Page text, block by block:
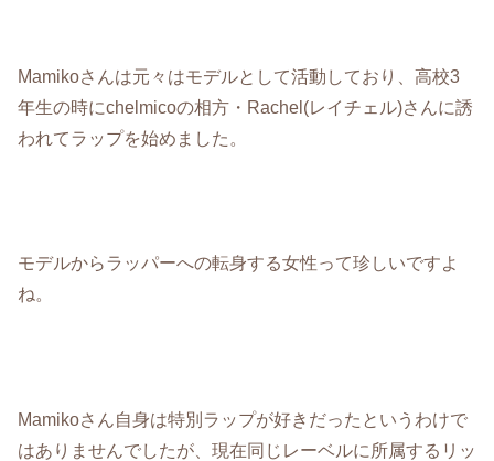
Mamikoさんは元々はモデルとして活動しており、高校3
年生の時にchelmicoの相方・ Rachel(レイチェル)さんに誘
われてラップを始めました。
モデルからラッパーへの転身する女性って珍しいですよ
ね。
Mamikoさん自身は特別ラップが好きだったというわけで
はありませんでしたが、現在同じレーベルに所属するリッ